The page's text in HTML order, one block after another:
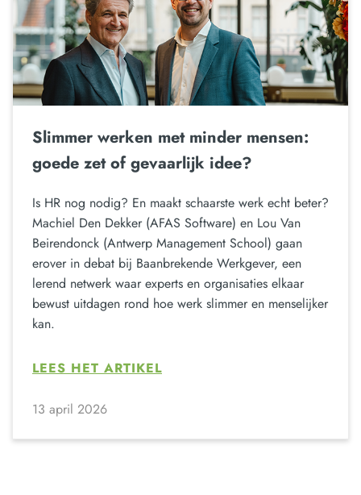
Slimmer werken met minder mensen:
goede zet of gevaarlijk idee?
Is HR nog nodig? En maakt schaarste werk echt beter?
Machiel Den Dekker (AFAS Software) en Lou Van
Beirendonck (Antwerp Management School) gaan
erover in debat bij Baanbrekende Werkgever, een
lerend netwerk waar experts en organisaties elkaar
bewust uitdagen rond hoe werk slimmer en menselijker
kan.
LEES HET ARTIKEL
13 april 2026